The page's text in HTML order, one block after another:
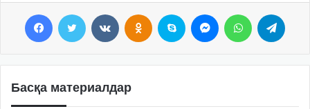
Басқа материалдар